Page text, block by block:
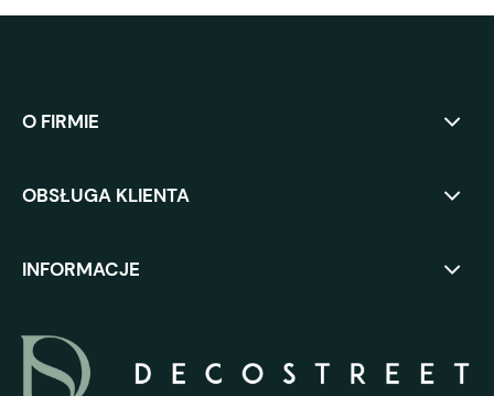
O FIRMIE
OBSŁUGA KLIENTA
INFORMACJE